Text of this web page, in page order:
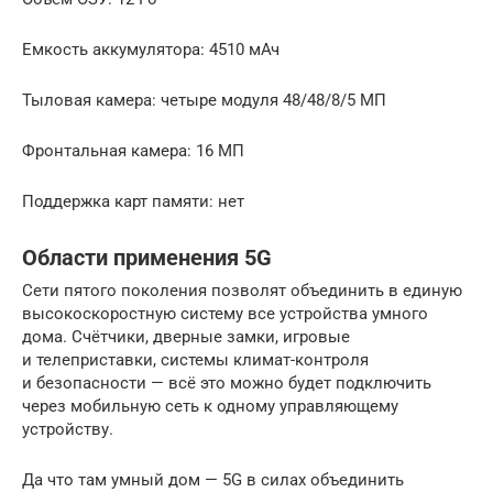
Емкость аккумулятора: 4510 мАч
Тыловая камера: четыре модуля 48/48/8/5 МП
Фронтальная камера: 16 МП
Поддержка карт памяти: нет
Области применения 5G
Сети пятого поколения позволят объединить в единую
высокоскоростную систему все устройства умного
дома. Счётчики, дверные замки, игровые
и телеприставки, системы климат-контроля
и безопасности — всё это можно будет подключить
через мобильную сеть к одному управляющему
устройству.
Да что там умный дом — 5G в силах объединить